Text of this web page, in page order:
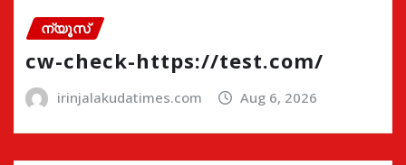
ന്യൂസ്
cw-check-https://test.com/
irinjalakudatimes.com Aug 6, 2026